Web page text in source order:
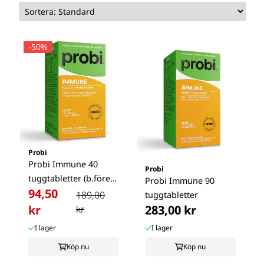
-50%
Probi
Probi Immune 40
tuggtabletter (b.före
2026-08-30)
94,50
kr
189,00
kr
I lager
Köp nu
Probi
Probi Immune 90
tuggtabletter
283,00 kr
I lager
Köp nu